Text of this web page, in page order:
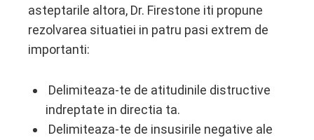
asteptarile altora, Dr. Firestone iti propune
rezolvarea situatiei in patru pasi extrem de
importanti:
Delimiteaza-te de atitudinile distructive
indreptate in directia ta.
Delimiteaza-te de insusirile negative ale